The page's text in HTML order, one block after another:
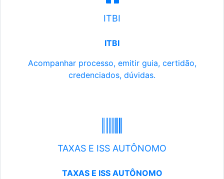
ITBI
ITBI
Acompanhar processo, emitir guia, certidão,
credenciados, dúvidas.
TAXAS E ISS AUTÔNOMO
TAXAS E ISS AUTÔNOMO